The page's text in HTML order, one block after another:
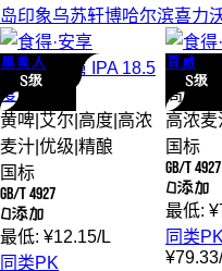
岛印象乌苏轩博哈尔滨喜力
黑美人
S级
黑美人
哈舅 IPA 18.5
度啤酒
黄啤 艾尔 高度 高浓
麦汁 优级 精酿
国标
GB/T 4927
0添加
最低: ¥12.15/L
同类PK
百威
S级
百威
高度
高浓麦
国标
GB/T 4927
0添加
最低: ¥
同类PK
¥79.33/